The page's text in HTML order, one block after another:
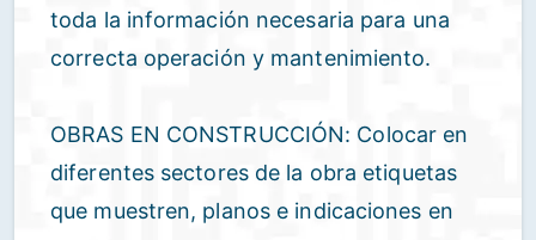
toda la información necesaria para una
correcta operación y mantenimiento.
OBRAS EN CONSTRUCCIÓN: Colocar en
diferentes sectores de la obra etiquetas
que muestren, planos e indicaciones en